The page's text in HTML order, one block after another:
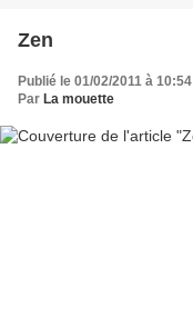
Zen
Publié le 01/02/2011 à 10:54
Par La mouette